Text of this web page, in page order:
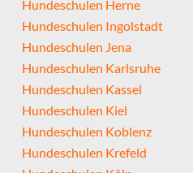
Hundeschulen Herne
Hundeschulen Ingolstadt
Hundeschulen Jena
Hundeschulen Karlsruhe
Hundeschulen Kassel
Hundeschulen Kiel
Hundeschulen Koblenz
Hundeschulen Krefeld